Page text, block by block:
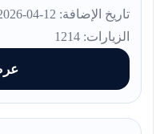
تاريخ الإضافة: 12-04-2026
الزيارات: 1214